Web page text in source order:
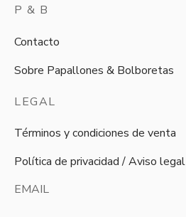
P & B
Contacto
Sobre Papallones & Bolboretas
LEGAL
Términos y condiciones de venta
Política de privacidad / Aviso legal
EMAIL